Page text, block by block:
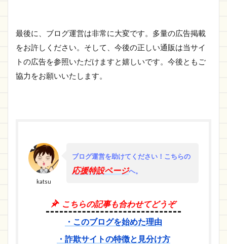
最後に、ブログ運営は非常に大変です。多量の広告掲載
をお許しください。そして、今後の正しい通販は当サイ
トの広告を参照いただけますと嬉しいです。今後ともご
協力をお願いいたします。
katsu
ブログ運営を助けてください！ こちらの
応援特設ページへ。
こちらの記事も合わせてどうぞ
・このブログを始めた理由
・詐欺サイトの特徴と見分け方